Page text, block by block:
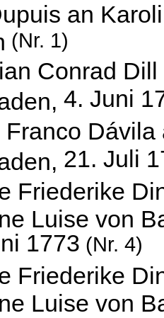
an
(Nr. 1)
Conrad
4. Juni
Franco
21. Juli
Friederike
Luise von
1773 (Nr. 4)
Friederike
Luise von